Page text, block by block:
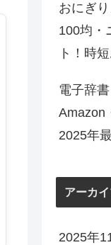
おにぎ
100均・
ト！時
電子辞
Amazon
2025年
アーカ
2025年